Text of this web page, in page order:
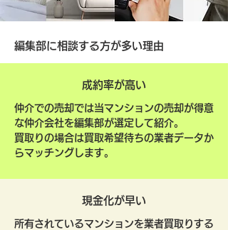
編集部に相談する方が多い理由
成約率が高い
仲介での売却では当マンションの売却が得意
な仲介会社を編集部が選定して紹介。
買取りの場合は買取希望待ちの業者データか
らマッチングします。
現金化が早い
所有されているマンションを業者買取りする